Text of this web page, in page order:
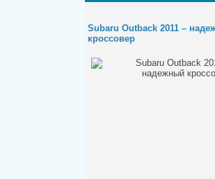
Subaru Outback 2011 –
кроссовер